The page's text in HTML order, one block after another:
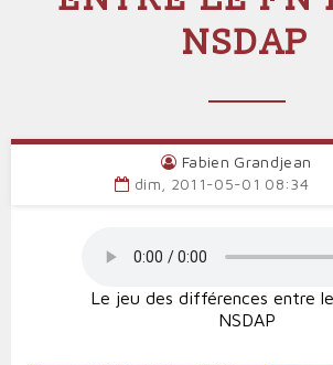
NSDAP
Fabien Grandjean
dim, 2011-05-01 08:34
Le jeu des différences entre
NSDAP